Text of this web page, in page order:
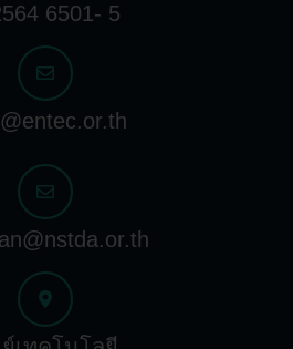
6501- 5